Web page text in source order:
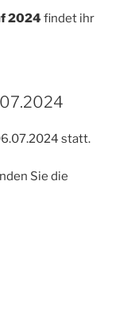
2024 findet ihr
statt.
Sie die